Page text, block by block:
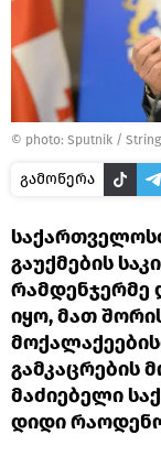
© photo: Sputnik /
გამოწერა
გაუქმების
რამდენჯერმე
იყო, მათ
გამკაცრების
მაძიებელი
დიდი